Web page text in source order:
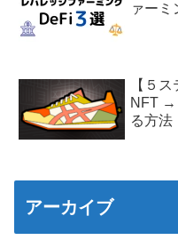
ァー
【５
NFT →
る方法
アーカイブ